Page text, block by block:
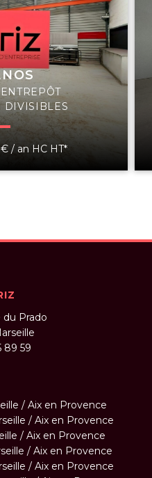
DIVISIBLES
/ an HC HT*
du Prado
89 59
/ Aix en Provence
/ Aix en Provence
/ Aix en Provence
/ Aix en Provence
/ Aix en Provence